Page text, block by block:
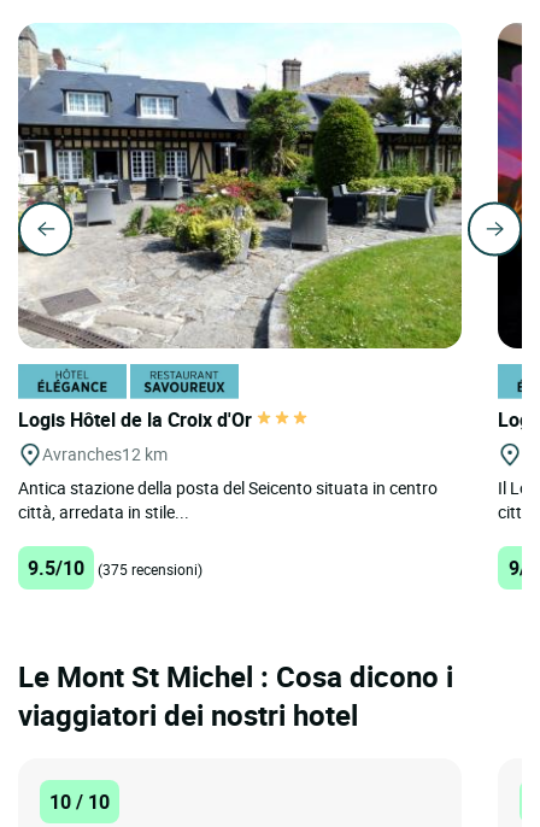
Logis Hôtel de la Croix d'Or
Avranches12 km
Antica stazione della posta del Seicento situata in centro
città, arredata in stile...
9.5/10 (375 recensioni)
Il
città
9/
Le Mont St Michel : Cosa dicono i
viaggiatori dei nostri hotel
10 / 10